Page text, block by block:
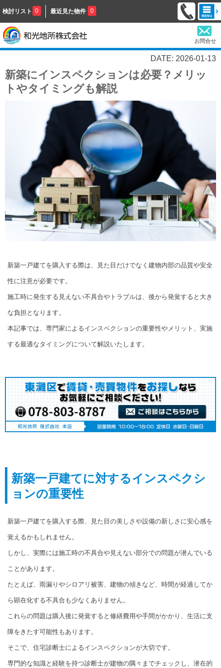
検討リスト 0 最近見た物件 0
お問合せ
DATE: 2026-01-13
新築にインスペクションは必要？メリッ
トやタイミングも解説
新築一戸建てを購入する際は、見た目だけでなく建物内部の品質や安全
性に注意が必要です。
施工時に発生する見えない不具合やトラブルは、後から発覚すると大き
な負担となります。
本記事では、専門家によるインスペクションの重要性やメリット、実施
する最適なタイミングについて解説いたします。
新築一戸建てに対するインスペクシ
ョンの重要性
新築一戸建てを購入する際、見た目の美しさや設備の新しさに安心感を
覚えるかもしれません。
しかし、実際には施工時の不具合や見えない部分での問題が潜んでいる
ことがあります。
たとえば、雨漏りやシロアリ被害、建物の傾きなど、時間が経過してか
ら顕在化する不具合も少なくありません。
これらの問題は購入後に発覚すると修繕費用や手間がかかり、生活に支
障をきたす可能性もあります。
そこで、住宅診断士によるインスペクションが大切です。
専門的な知識と経験を持つ診断士が建物の隅々までチェックし、潜在的